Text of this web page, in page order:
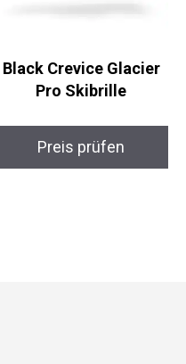
Black Crevice Glacier
Pro Skibrille
Preis prüfen